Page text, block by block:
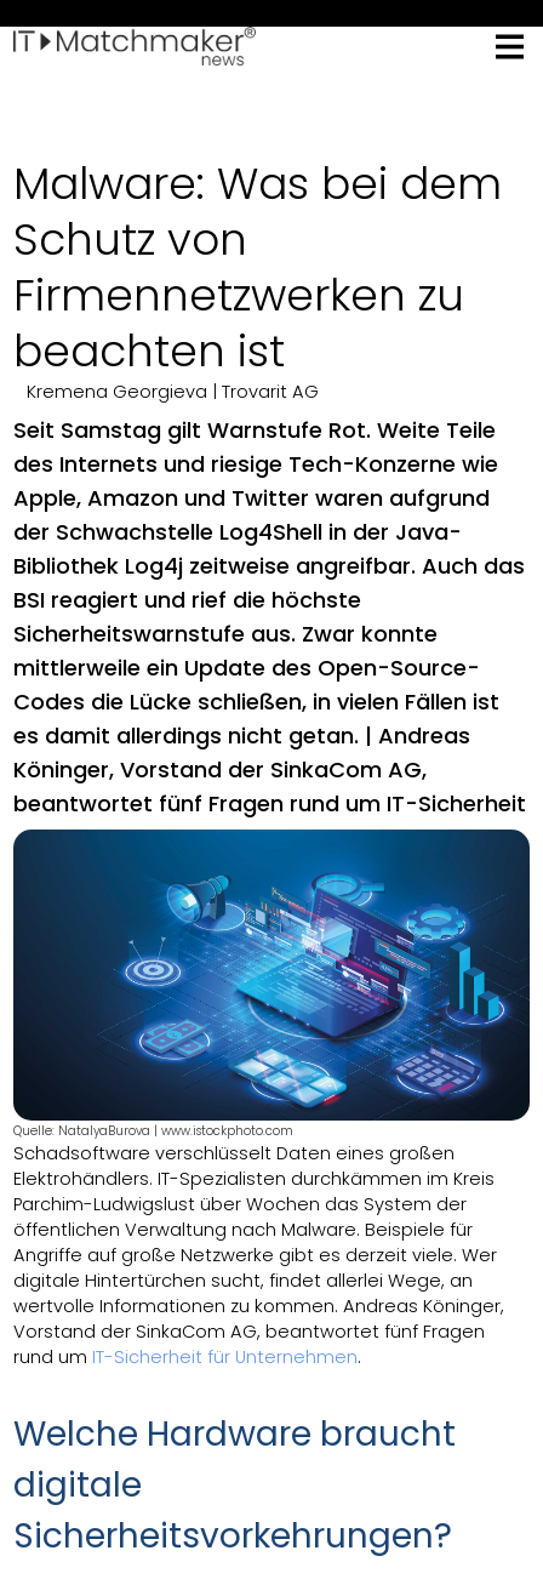
Malware: Was bei dem
Schutz von
Firmennetzwerken zu
beachten ist
Kremena Georgieva | Trovarit AG
Seit Samstag gilt Warnstufe Rot. Weite Teile
des Internets und riesige Tech-Konzerne wie
Apple, Amazon und Twitter waren aufgrund
der Schwachstelle Log4Shell in der Java-
Bibliothek Log4j zeitweise angreifbar. Auch das
BSI reagiert und rief die höchste
Sicherheitswarnstufe aus. Zwar konnte
mittlerweile ein Update des Open-Source-
Codes die Lücke schließen, in vielen Fällen ist
es damit allerdings nicht getan. | Andreas
Köninger, Vorstand der SinkaCom AG,
beantwortet fünf Fragen rund um IT-Sicherheit
Quelle: NatalyaBurova | www.istockphoto.com
Schadsoftware verschlüsselt Daten eines großen
Elektrohändlers. IT-Spezialisten durchkämmen im Kreis
Parchim-Ludwigslust über Wochen das System der
öffentlichen Verwaltung nach Malware. Beispiele für
Angriffe auf große Netzwerke gibt es derzeit viele. Wer
digitale Hintertürchen sucht, findet allerlei Wege, an
wertvolle Informationen zu kommen. Andreas Köninger,
Vorstand der SinkaCom AG, beantwortet fünf Fragen
rund um IT-Sicherheit für Unternehmen.
Welche Hardware braucht
digitale
Sicherheitsvorkehrungen?